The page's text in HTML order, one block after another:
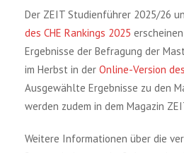
Der ZEIT Studienführer 2025/26
des CHE Rankings 2025
Ergebnisse der Befragung der
im Herbst in der Online-Version
Ausgewählte Ergebnisse zu den
werden zudem in dem Magazin
Weitere Informationen über die